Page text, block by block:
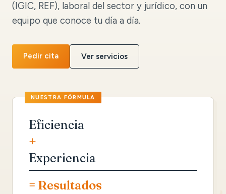
(IGIC, REF), laboral del sector y jurídico, con un
equipo que conoce tu día a día.
Pedir cita Ver servicios
Eficiencia
+
Experiencia
= Resultados